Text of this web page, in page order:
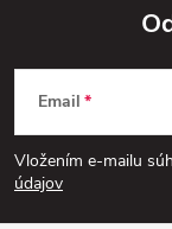
Z
á
p
Email
Vložením e-mailu
údajov